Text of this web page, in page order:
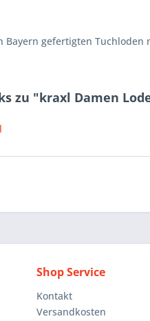
gefertigten Tuchloden
zu "kraxl Damen
Shop Service
Kontakt
Versandkosten